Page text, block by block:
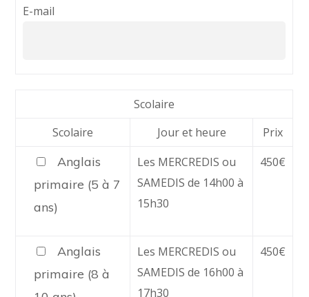
E-mail
Scolaire
Scolaire
Jour et heure Prix
Anglais
primaire (5 à 7
ans)
Les MERCREDIS ou
SAMEDIS de 14h00 à
15h30
450€
Anglais
primaire (8 à
Les MERCREDIS ou
SAMEDIS de 16h00 à
17h30
450€